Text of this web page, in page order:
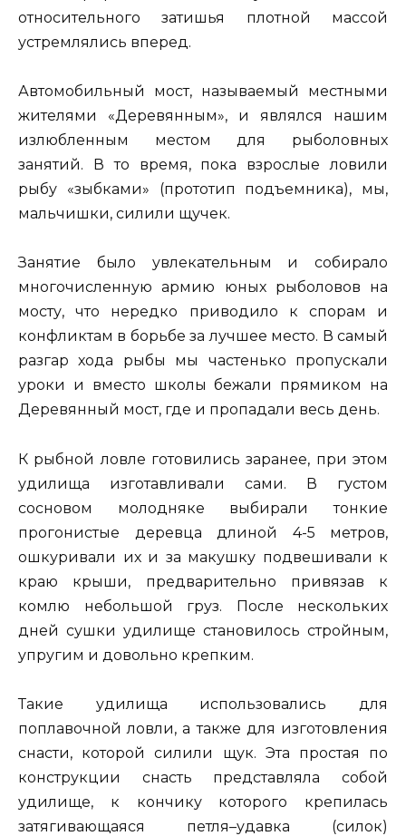
относительного затишья плотной массой
устремлялись вперед.
Автомобильный мост, называемый местными
жителями «Деревянным», и являлся нашим
излюбленным местом для рыболовных
занятий. В то время, пока взрослые ловили
рыбу «зыбками» (прототип подъемника), мы,
мальчишки, силили щучек.
Занятие было увлекательным и собирало
многочисленную армию юных рыболовов на
мосту, что нередко приводило к спорам и
конфликтам в борьбе за лучшее место. В самый
разгар хода рыбы мы частенько пропускали
уроки и вместо школы бежали прямиком на
Деревянный мост, где и пропадали весь день.
К рыбной ловле готовились заранее, при этом
удилища изготавливали сами. В густом
сосновом молодняке выбирали тонкие
прогонистые деревца длиной 4-5 метров,
ошкуривали их и за макушку подвешивали к
краю крыши, предварительно привязав к
комлю небольшой груз. После нескольких
дней сушки удилище становилось стройным,
упругим и довольно крепким.
Такие удилища использовались для
поплавочной ловли, а также для изготовления
снасти, которой силили щук. Эта простая по
конструкции снасть представляла собой
удилище, к кончику которого крепилась
затягивающаяся петля–удавка (силок)